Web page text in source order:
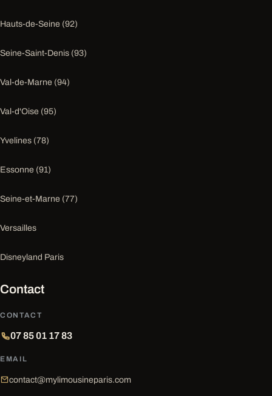
Hauts-de-Seine (92)
Seine-Saint-Denis (93)
Val-de-Marne (94)
Val-d'Oise (95)
Yvelines (78)
Essonne (91)
Seine-et-Marne (77)
Versailles
Disneyland Paris
Contact
CONTACT
07 85 01 17 83
EMAIL
contact@mylimousineparis.com